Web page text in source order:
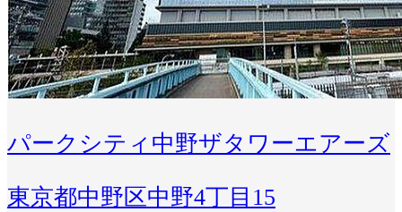
パークシティ中野ザタワーエアーズ
東京都中野区中野4丁目15